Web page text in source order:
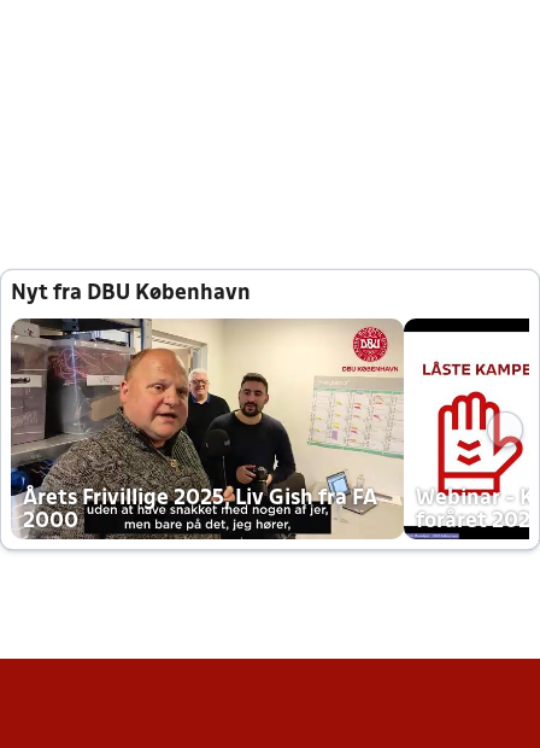
Nyt fra DBU København
Årets Frivillige 2025, Liv Gish fra FA
2000
Webinar -
foråret